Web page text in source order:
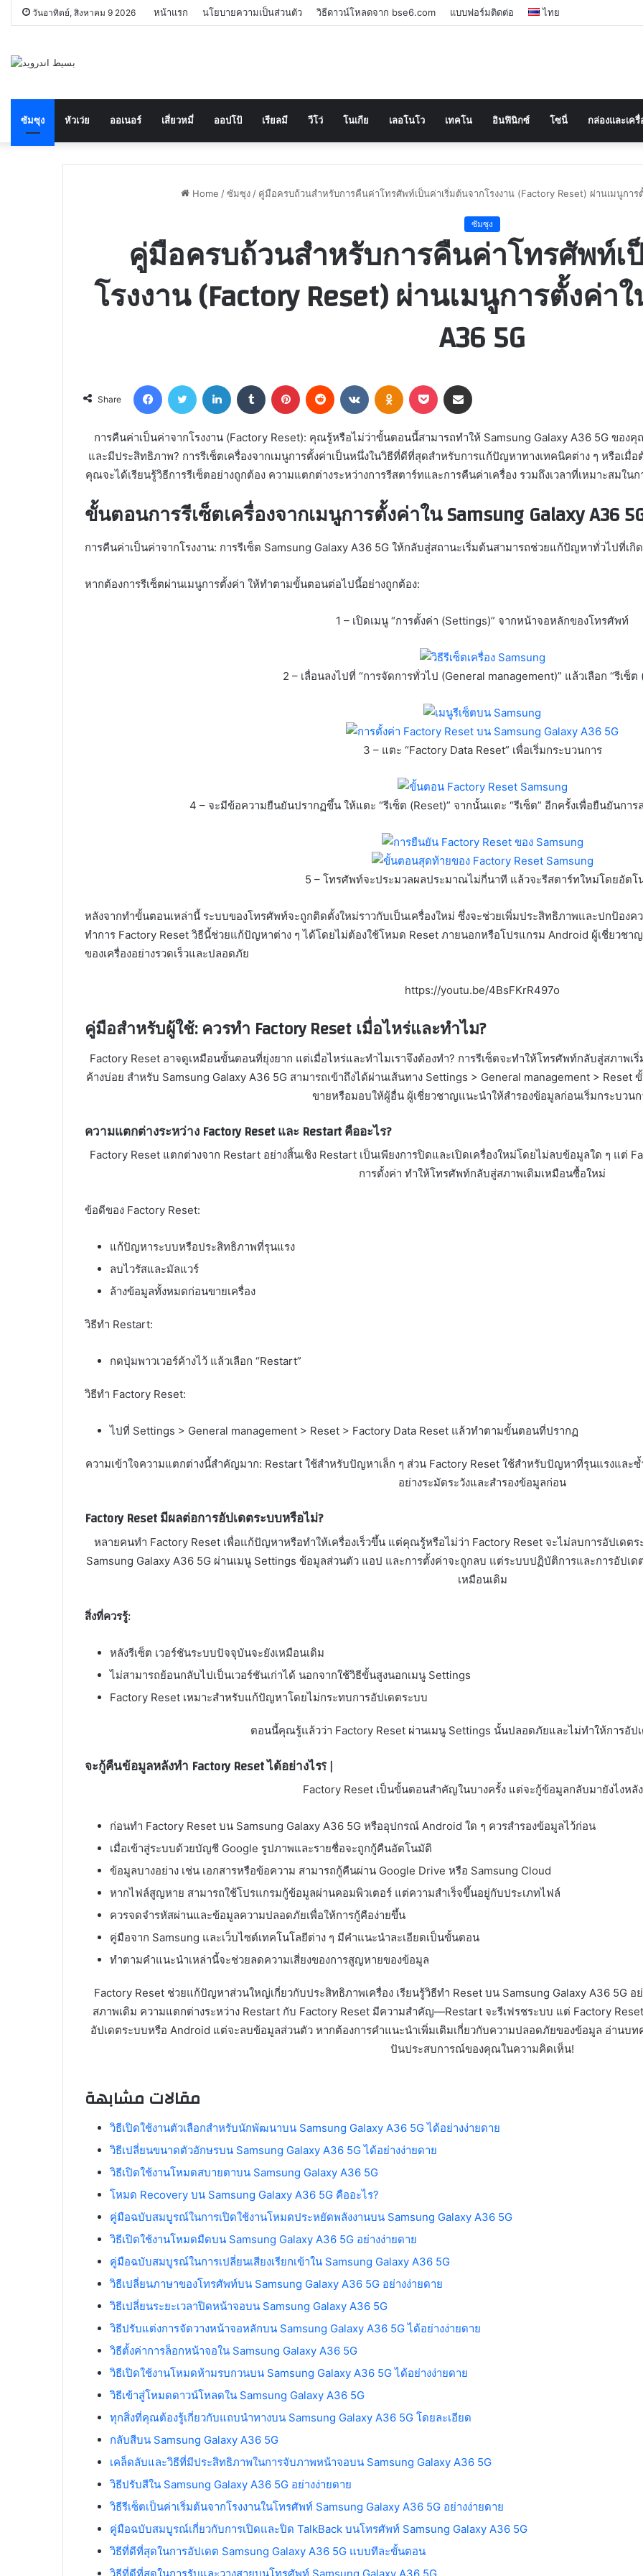
วันอาทิตย์, สิงหาคม 9 2026 หน้าแรก นโยบายความเป็นส่วนตัว วิธีดาวน์โหลดจาก bse6.com แบบฟอร์มติดต่อ ไทย
ซัมซุง หัวเว่ย ออเนอร์ เสี่ยวหมี่ ออปโป้ เรียลมี วีโว่ โนเกีย เลอโนโว เทคโน อินฟินิกซ์ โซนี่ กล่องและเครื่
Home /ซัมซุง / คู่มือครบถ้วนสำหรับการคืนค่าโทรศัพท์เป็นค่าเริ่มต้นจากโรงงาน (Factory Reset) ผ่านเมนูการ
ซัมซุง
คู่มือครบถ้วนสำหรับการคืนค่าโทรศัพท์เ
โรงงาน (Factory Reset) ผ่านเมนูการตั้งค่า
A36 5G
Share
FacebookTwitter LinkedIn Tumblr Pinterest Reddit VKontakteOdnoklassniki
Pocket
การคืนค่าเป็นค่าจากโรงงาน (Factory Reset): คุณรู้หรือไม่ว่าขั้นตอนนี้สามารถทำให้ Samsung Galaxy A36 5G ของ
และมีประสิทธิภาพ? การรีเซ็ตเครื่องจากเมนูการตั้งค่าเป็นหนึ่งในวิธีที่ดีที่สุดสำหรับการแก้ปัญหาทางเทคนิคต่าง ๆ หรือเมื่
คุณจะได้เรียนรู้วิธีการรีเซ็ตอย่างถูกต้อง ความแตกต่างระหว่างการรีสตาร์ทและการคืนค่าเครื่อง รวมถึงเวลาที่เหมาะสม
ขั้นตอนการรีเซ็ตเครื่องจากเมนูการตั้งค่าใน Samsung Galaxy A36
การคืนค่าเป็นค่าจากโรงงาน: การรีเซ็ต Samsung Galaxy A36 5G ให้กลับสู่สถานะเริ่มต้นสามารถช่วยแก้ปัญหาทั่วไปที่เ
หากต้องการรีเซ็ตผ่านเมนูการตั้งค่า ให้ทำตามขั้นตอนต่อไปนี้อย่างถูกต้อง:
1 – เปิดเมนู “การตั้งค่า (Settings)” จากหน้าจอหลักของโทรศัพท์
2 – เลื่อนลงไปที่ “การจัดการทั่วไป (General management)” แล้วเลือก “รีเซ็ต
3 – แตะ “Factory Data Reset” เพื่อเริ่มกระบวนการ
4 – จะมีข้อความยืนยันปรากฏขึ้น ให้แตะ “รีเซ็ต (Reset)” จากนั้นแตะ “รีเซ็ต” อีกครั้งเพื่อยืนยันกา
5 – โทรศัพท์จะประมวลผลประมาณไม่กี่นาที แล้วจะรีสตาร์ทใหม่โดยอัตโ
หลังจากทำขั้นตอนเหล่านี้ ระบบของโทรศัพท์จะถูกติดตั้งใหม่ราวกับเป็นเครื่องใหม่ ซึ่งจะช่วยเพิ่มประสิทธิภาพและปกป้อง
ทำการ Factory Reset วิธีนี้ช่วยแก้ปัญหาต่าง ๆ ได้โดยไม่ต้องใช้โหมด Reset ภายนอกหรือโปรแกรม Android ผู้เชี่ยวช
ของเครื่องอย่างรวดเร็วและปลอดภัย
https://youtu.be/4BsFKrR497o
คู่มือสำหรับผู้ใช้: ควรทำ Factory Reset เมื่อไหร่และทำไม?
Factory Reset อาจดูเหมือนขั้นตอนที่ยุ่งยาก แต่เมื่อไหร่และทำไมเราจึงต้องทำ? การรีเซ็ตจะทำให้โทรศัพท์กลับสู่สภา
ค้างบ่อย สำหรับ Samsung Galaxy A36 5G สามารถเข้าถึงได้ผ่านเส้นทาง Settings > General management >
ขายหรือมอบให้ผู้อื่น ผู้เชี่ยวชาญแนะนำให้สำรองข้อมูลก่อนเริ่มกระบวนก
ความแตกต่างระหว่าง Factory Reset และ Restart คืออะไร?
Factory Reset แตกต่างจาก Restart อย่างสิ้นเชิง Restart เป็นเพียงการปิดและเปิดเครื่องใหม่โดยไม่ลบข้อมูลใด ๆ แต่
การตั้งค่า ทำให้โทรศัพท์กลับสู่สภาพเดิมเหมือนซื้อใหม่
ข้อดีของ Factory Reset:
แก้ปัญหาระบบหรือประสิทธิภาพที่รุนแรง
ลบไวรัสและมัลแวร์
ล้างข้อมูลทั้งหมดก่อนขายเครื่อง
วิธีทำ Restart:
กดปุ่มพาวเวอร์ค้างไว้ แล้วเลือก “Restart”
วิธีทำ Factory Reset:
ไปที่ Settings > General management > Reset > Factory Data Reset แล้วทำตามขั้นตอนที่ปรากฏ
ความเข้าใจความแตกต่างนี้สำคัญมาก: Restart ใช้สำหรับปัญหาเล็ก ๆ ส่วน Factory Reset ใช้สำหรับปัญหาที่รุนแรงแล
อย่างระมัดระวังและสำรองข้อมูลก่อน
Factory Reset มีผลต่อการอัปเดตระบบหรือไม่?
หลายคนทำ Factory Reset เพื่อแก้ปัญหาหรือทำให้เครื่องเร็วขึ้น แต่คุณรู้หรือไม่ว่า Factory Reset จะไม่ลบการอัปเด
Samsung Galaxy A36 5G ผ่านเมนู Settings ข้อมูลส่วนตัว แอป และการตั้งค่าจะถูกลบ แต่ระบบปฏิบัติการและการอัปเ
เหมือนเดิม
สิ่งที่ควรรู้:
หลังรีเซ็ต เวอร์ชันระบบปัจจุบันจะยังเหมือนเดิม
ไม่สามารถย้อนกลับไปเป็นเวอร์ชันเก่าได้ นอกจากใช้วิธีขั้นสูงนอกเมนู Settings
Factory Reset เหมาะสำหรับแก้ปัญหาโดยไม่กระทบการอัปเดตระบบ
ตอนนี้คุณรู้แล้วว่า Factory Reset ผ่านเมนู Settings นั้นปลอดภัยและไม่ทำให้การอัป
จะกู้คืนข้อมูลหลังทำ Factory Reset ได้อย่างไร؟ |
Factory Reset เป็นขั้นตอนสำคัญในบางครั้ง แต่จะกู้ข้อมูลกลับมายังไงหลั
ก่อนทำ Factory Reset บน Samsung Galaxy A36 5G หรืออุปกรณ์ Android ใด ๆ ควรสำรองข้อมูลไว้ก่อน
เมื่อเข้าสู่ระบบด้วยบัญชี Google รูปภาพและรายชื่อจะถูกกู้คืนอัตโนมัติ
ข้อมูลบางอย่าง เช่น เอกสารหรือข้อความ สามารถกู้คืนผ่าน Google Drive หรือ Samsung Cloud
หากไฟล์สูญหาย สามารถใช้โปรแกรมกู้ข้อมูลผ่านคอมพิวเตอร์ แต่ความสำเร็จขึ้นอยู่กับประเภทไฟล์
ควรจดจำรหัสผ่านและข้อมูลความปลอดภัยเพื่อให้การกู้คือง่ายขึ้น
คู่มือจาก Samsung และเว็บไซต์เทคโนโลยีต่าง ๆ มีคำแนะนำละเอียดเป็นขั้นตอน
ทำตามคำแนะนำเหล่านี้จะช่วยลดความเสี่ยงของการสูญหายของข้อมูล
Factory Reset ช่วยแก้ปัญหาส่วนใหญ่เกี่ยวกับประสิทธิภาพเครื่อง เรียนรู้วิธีทำ Reset บน Samsung Galaxy A36 5G
สภาพเดิม ความแตกต่างระหว่าง Restart กับ Factory Reset มีความสำคัญ—Restart จะรีเฟรชระบบ แต่ Factory
อัปเดตระบบหรือ Android แต่จะลบข้อมูลส่วนตัว หากต้องการคำแนะนำเพิ่มเติมเกี่ยวกับความปลอดภัยของข้อมูล อ่านบท
ปันประสบการณ์ของคุณในความคิดเห็น!
مقالات مشابهة
วิธีเปิดใช้งานตัวเลือกสำหรับนักพัฒนาบน Samsung Galaxy A36 5G ได้อย่างง่ายดาย
วิธีเปลี่ยนขนาดตัวอักษรบน Samsung Galaxy A36 5G ได้อย่างง่ายดาย
วิธีเปิดใช้งานโหมดสบายตาบน Samsung Galaxy A36 5G
โหมด Recovery บน Samsung Galaxy A36 5G คืออะไร?
คู่มือฉบับสมบูรณ์ในการเปิดใช้งานโหมดประหยัดพลังงานบน Samsung Galaxy A36 5G
วิธีเปิดใช้งานโหมดมืดบน Samsung Galaxy A36 5G อย่างง่ายดาย
คู่มือฉบับสมบูรณ์ในการเปลี่ยนเสียงเรียกเข้าใน Samsung Galaxy A36 5G
วิธีเปลี่ยนภาษาของโทรศัพท์บน Samsung Galaxy A36 5G อย่างง่ายดาย
วิธีเปลี่ยนระยะเวลาปิดหน้าจอบน Samsung Galaxy A36 5G
วิธีปรับแต่งการจัดวางหน้าจอหลักบน Samsung Galaxy A36 5G ได้อย่างง่ายดาย
วิธีตั้งค่าการล็อกหน้าจอใน Samsung Galaxy A36 5G
วิธีเปิดใช้งานโหมดห้ามรบกวนบน Samsung Galaxy A36 5G ได้อย่างง่ายดาย
วิธีเข้าสู่โหมดดาวน์โหลดใน Samsung Galaxy A36 5G
ทุกสิ่งที่คุณต้องรู้เกี่ยวกับแถบนำทางบน Samsung Galaxy A36 5G โดยละเอียด
กลับสีบน Samsung Galaxy A36 5G
เคล็ดลับและวิธีที่มีประสิทธิภาพในการจับภาพหน้าจอบน Samsung Galaxy A36 5G
วิธีปรับสีใน Samsung Galaxy A36 5G อย่างง่ายดาย
วิธีรีเซ็ตเป็นค่าเริ่มต้นจากโรงงานในโทรศัพท์ Samsung Galaxy A36 5G อย่างง่ายดาย
คู่มือฉบับสมบูรณ์เกี่ยวกับการเปิดและปิด TalkBack บนโทรศัพท์ Samsung Galaxy A36 5G
วิธีที่ดีที่สุดในการอัปเดต Samsung Galaxy A36 5G แบบทีละขั้นตอน